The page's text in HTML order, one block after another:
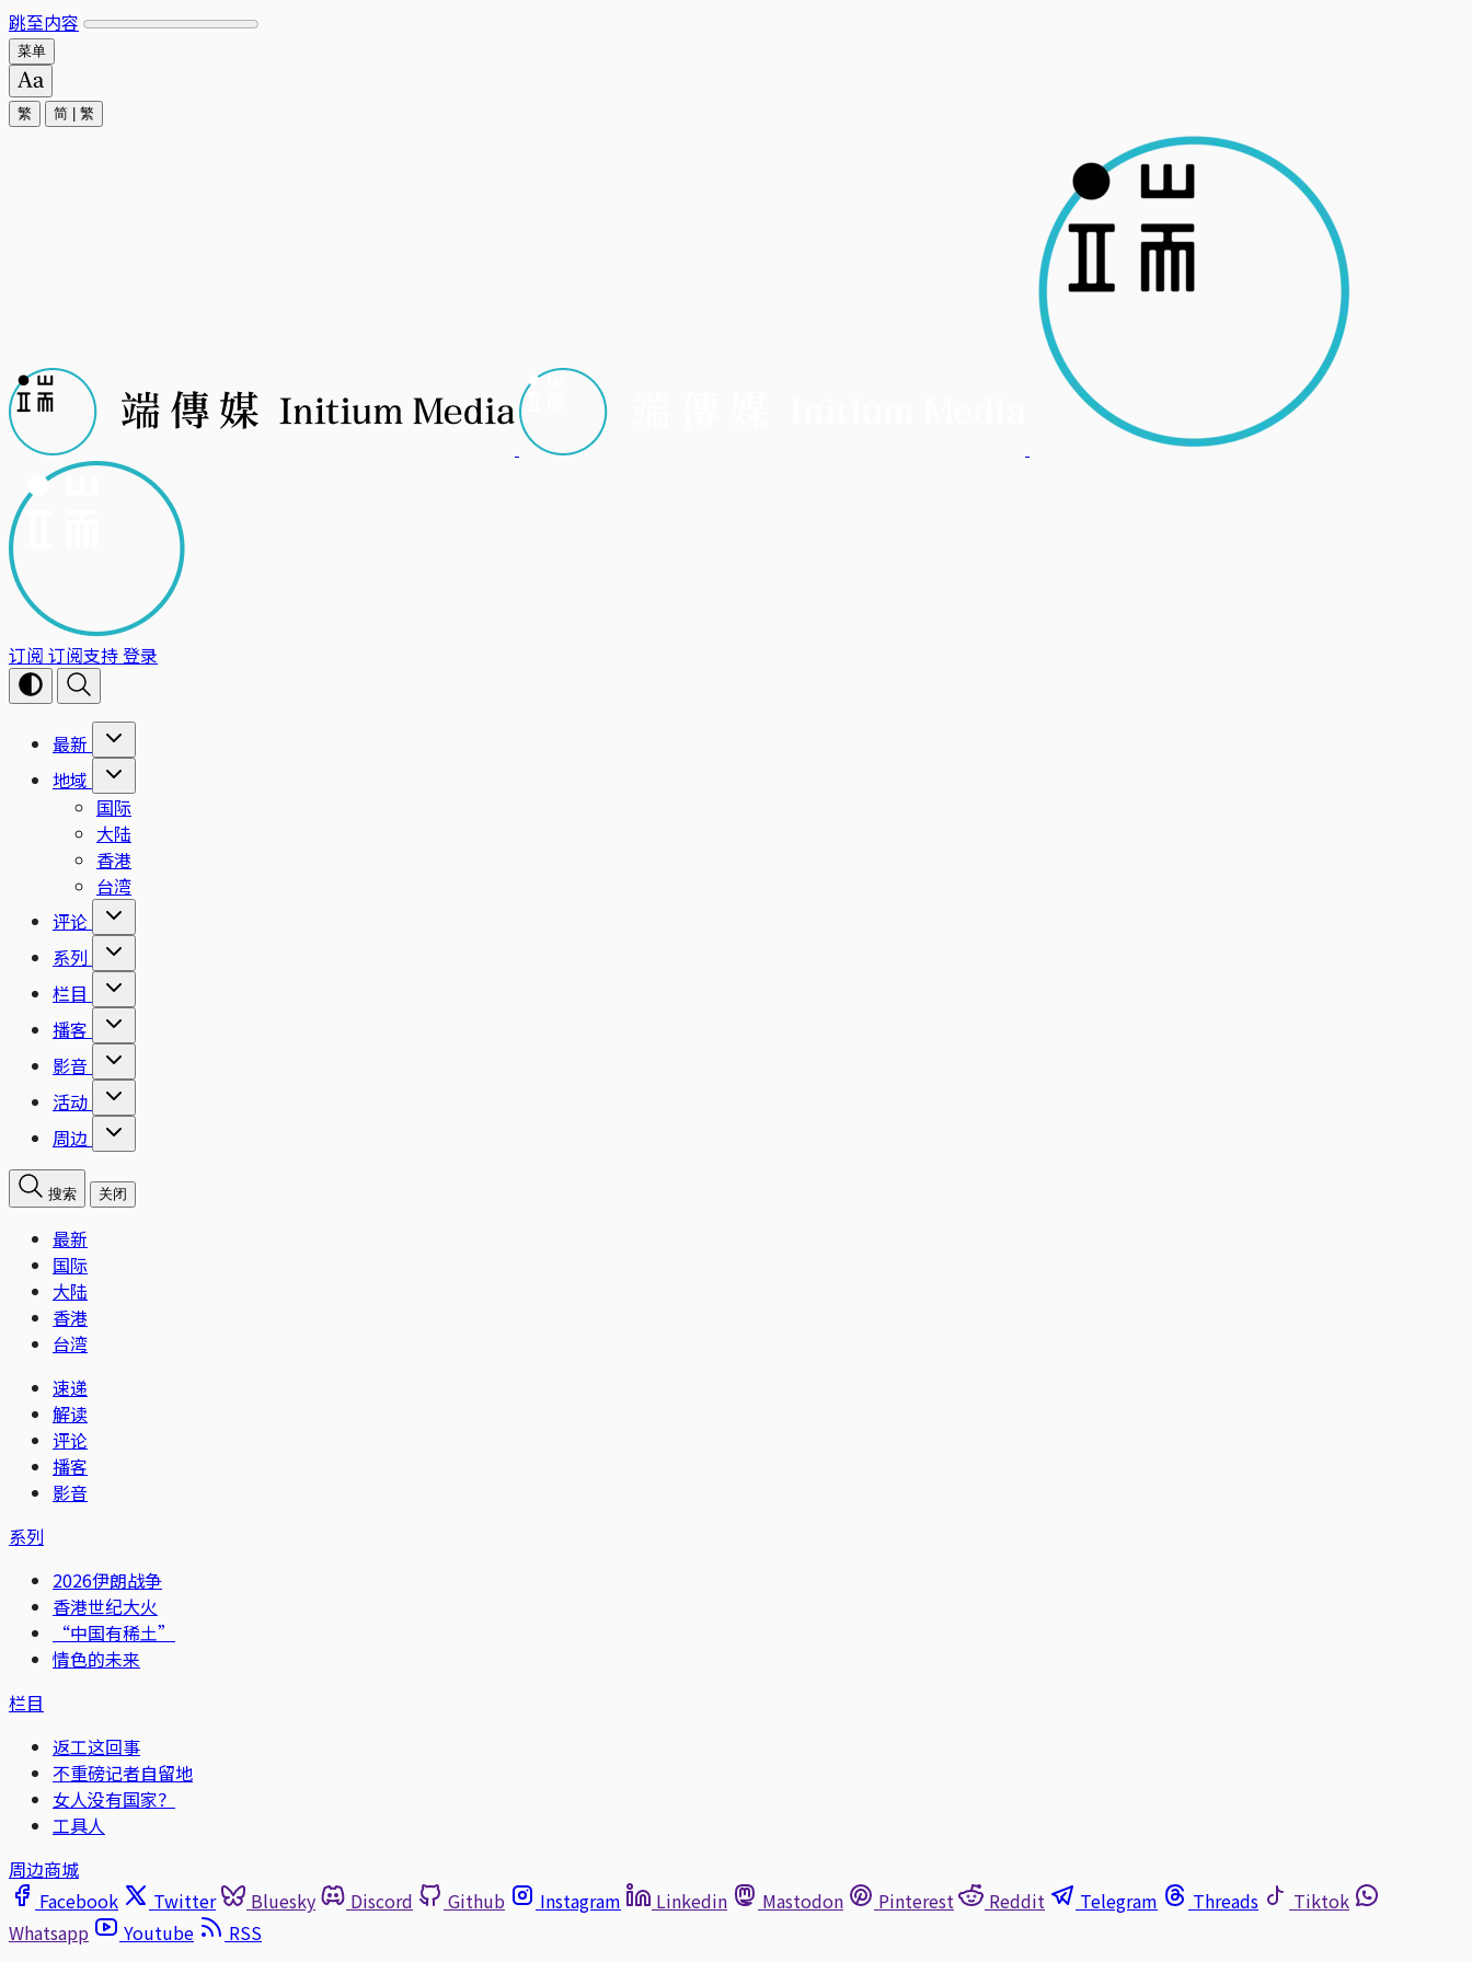
跳至内容
菜单
繁 简 繁
订阅 订阅支持登录
最新
地域
国际
大陆
香港
台湾
评论
系列
栏目
播客
影音
活动
周边
搜索 关闭
最新
国际
大陆
香港
台湾
速递
解读
评论
播客
影音
系列
2026伊朗战争
香港世纪大火
“中国有稀土”
情色的未来
栏目
返工这回事
不重磅记者自留地
女人没有国家？
工具人
周边商城
Facebook
Twitter Bluesky Discord Github Instagram Linkedin Mastodon Pinterest Reddit Telegram Threads
Tiktok
Whatsapp
Youtube RSS